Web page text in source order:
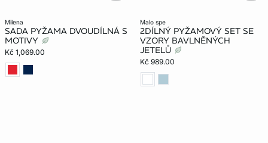
milena
SADA PYŽAMA DVOUDÍLNÁ S
MOTIVY
Kč 1,069.00
malo spe
2DÍLNÝ PYŽAMOVÝ SET SE
VZORY BAVLNĚNÝCH
JETELŮ
Kč 989.00